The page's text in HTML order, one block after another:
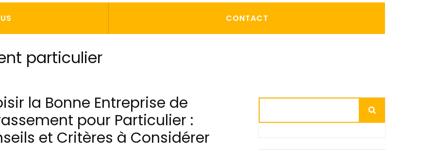
CONTACT
particulier
la Bonne Entreprise de
pour Particulier :
et Critères à Considérer